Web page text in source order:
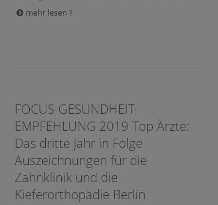
mehr lesen ?
FOCUS-GESUNDHEIT-
EMPFEHLUNG 2019 Top Ärzte:
Das dritte Jahr in Folge
Auszeichnungen für die
Zahnklinik und die
Kieferorthopädie Berlin